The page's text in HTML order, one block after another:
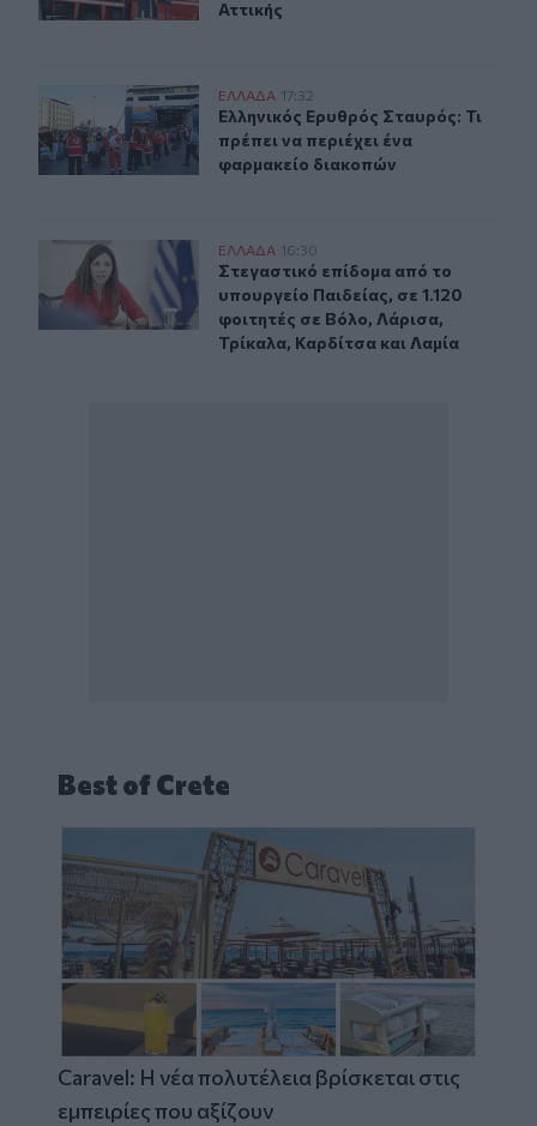
Αττικής
Ελληνικός Ερυθρός Σταυρός: Τι πρέπει να περιέχει
ΕΛΛAΔΑ 17:32
Ελληνικός Ερυθρός Σταυρός: Τι
Ελληνικός Ερυθρός Σταυρός: Τι
πρέπει να περιέχει ένα
φαρμακείο διακοπών
Στεγαστικό επίδομα από το υπουργείο Παιδείας, σε
ΕΛΛAΔΑ 16:30
Στεγαστικό επίδομα από το
Στεγαστικό επίδομα από το
υπουργείο Παιδείας, σε 1.120
φοιτητές σε Βόλο, Λάρισα,
Τρίκαλα, Καρδίτσα και Λαμία
Best of Crete
Caravel: Η νέα πολυτέλεια βρίσκεται στις
εμπειρίες που αξίζουν